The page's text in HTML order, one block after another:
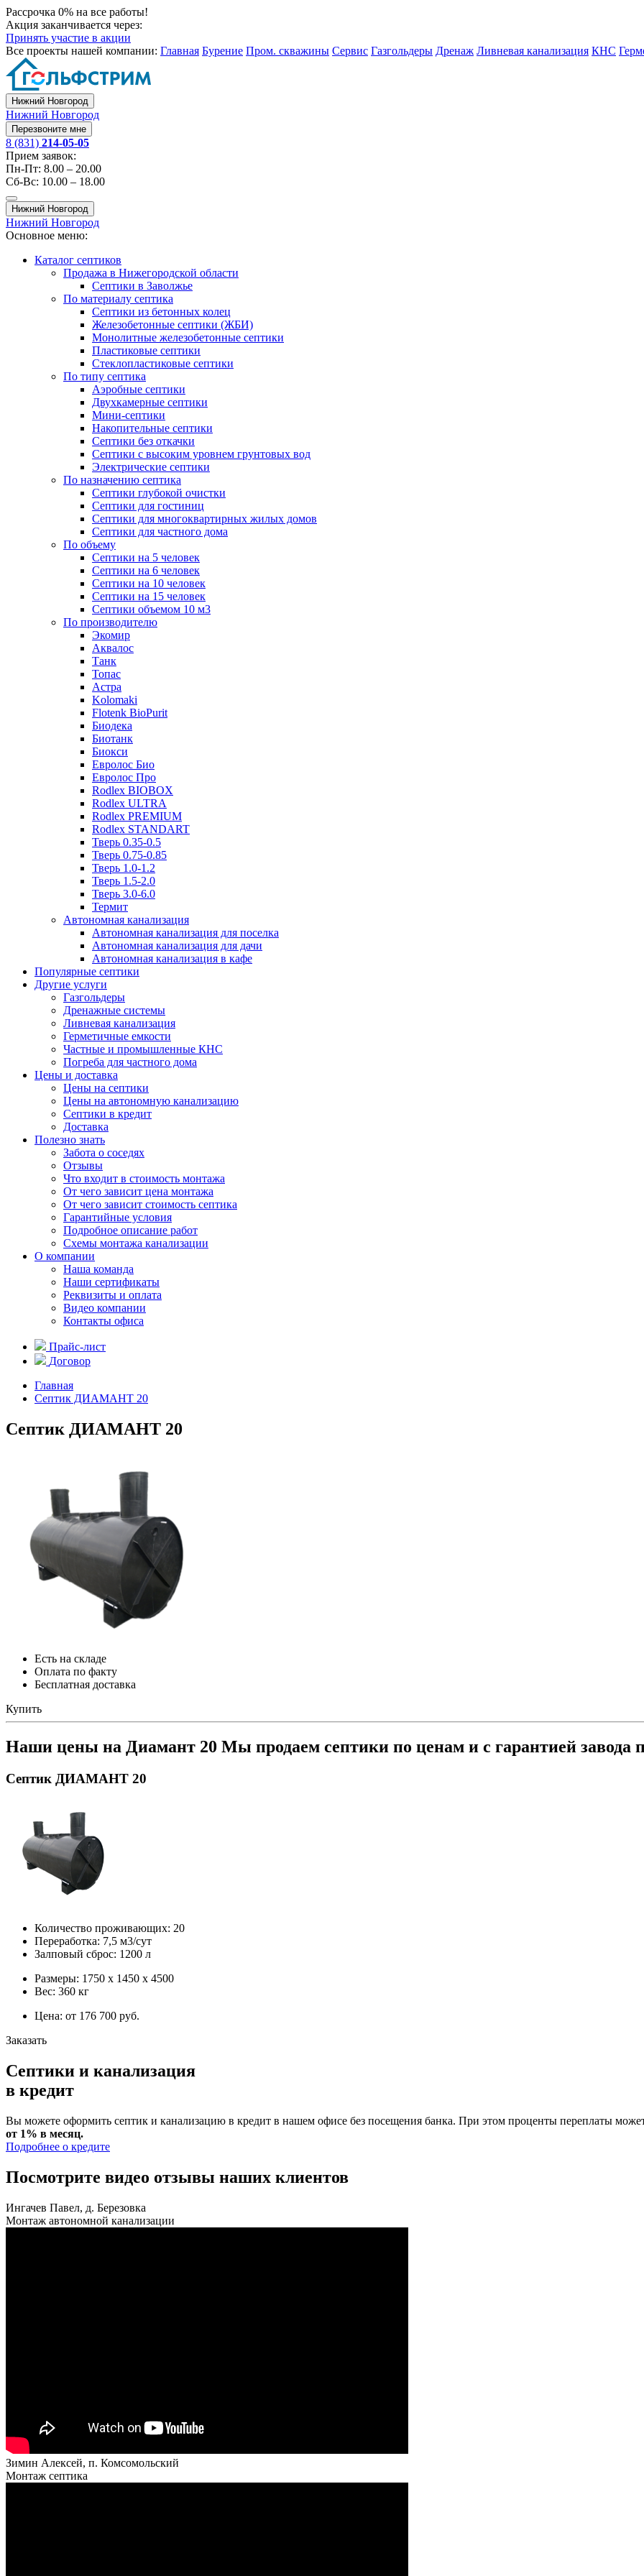
Рассрочка 0% на все работы!
Акция заканчивается через:
Принять участие в акции
Все проекты нашей компании: Главная Бурение Пром. скважины Сервис Газгольдеры Дренаж Ливневая канализация КНС
Нижний Новгород
Нижний Новгород
Перезвоните мне
8 (831) 214-05-05
Прием заявок:
Пн-Пт: 8.00 – 20.00
Сб-Вс: 10.00 – 18.00
Нижний Новгород
Нижний Новгород
Основное меню:
Каталог септиков
Продажа в Нижегородской области
Септики в Заволжье
По материалу септика
Септики из бетонных колец
Железобетонные септики (ЖБИ)
Монолитные железобетонные септики
Пластиковые септики
Стеклопластиковые септики
По типу септика
Аэробные септики
Двухкамерные септики
Мини-септики
Накопительные септики
Септики без откачки
Септики с высоким уровнем грунтовых вод
Электрические септики
По назначению септика
Септики глубокой очистки
Септики для гостиниц
Септики для многоквартирных жилых домов
Септики для частного дома
По объему
Септики на 5 человек
Септики на 6 человек
Септики на 10 человек
Септики на 15 человек
Септики объемом 10 м3
По производителю
Экомир
Аквалос
Танк
Топас
Астра
Kolomaki
Flotenk BioPurit
Биодека
Биотанк
Биокси
Евролос Био
Евролос Про
Rodlex BIOBOX
Rodlex ULTRA
Rodlex PREMIUM
Rodlex STANDART
Тверь 0.35-0.5
Тверь 0.75-0.85
Тверь 1.0-1.2
Тверь 1.5-2.0
Тверь 3.0-6.0
Термит
Автономная канализация
Автономная канализация для поселка
Автономная канализация для дачи
Автономная канализация в кафе
Популярные септики
Другие услуги
Газгольдеры
Дренажные системы
Ливневая канализация
Герметичные емкости
Частные и промышленные КНС
Погреба для частного дома
Цены и доставка
Цены на септики
Цены на автономную канализацию
Септики в кредит
Доставка
Полезно знать
Забота о соседях
Отзывы
Что входит в стоимость монтажа
От чего зависит цена монтажа
От чего зависит стоимость септика
Гарантийные условия
Подробное описание работ
Схемы монтажа канализации
О компании
Наша команда
Наши сертификаты
Реквизиты и оплата
Видео компании
Контакты офиса
Прайс-лист
Договор
Главная
Септик ДИАМАНТ 20
Септик ДИАМАНТ 20
Есть на складе
Оплата по факту
Бесплатная доставка
Купить
Наши цены на Диамант 20 Мы продаем септики по ценам и с гарантией завода
Септик ДИАМАНТ 20
Количество проживающих: 20
Переработка: 7,5 м3/сут
Залповый сброс: 1200 л
Размеры: 1750 х 1450 х 4500
Вес: 360 кг
Цена: от 176 700 руб.
Заказать
Септики и канализация
в кредит
Вы можете оформить септик и канализацию в кредит в нашем офисе без посещения банка. При этом проценты переплаты может
от 1% в месяц.
Подробнее о кредите
Посмотрите видео отзывы наших клиентов
Ингачев Павел, д. Березовка
Монтаж автономной канализации
Зимин Алексей, п. Комсомольский
Монтаж септика